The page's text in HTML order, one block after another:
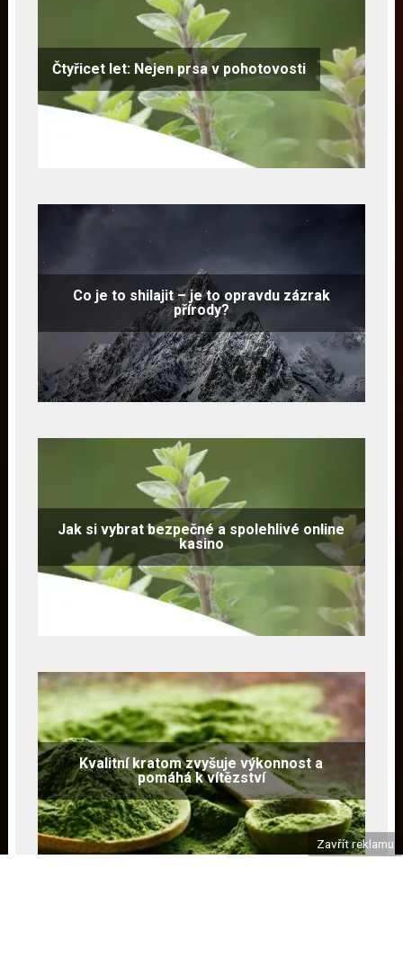
Čtyřicet let: Nejen prsa v pohotovosti
Co je to shilajit – je to opravdu zázrak
přírody?
Jak si vybrat bezpečné a spolehlivé online
kasino
Kvalitní kratom zvyšuje výkonnost a
pomáhá k vítězství
Zavřít reklamu